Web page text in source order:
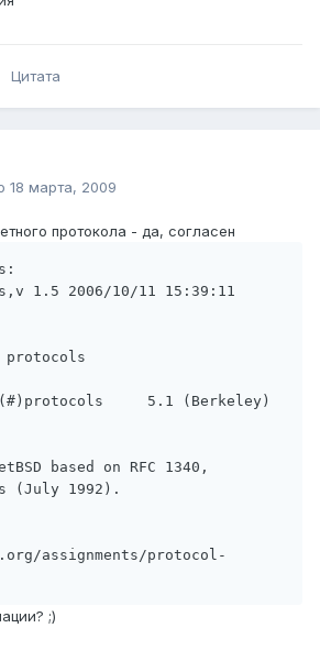
Цитата
18 марта, 2009
протокола - да, согласен
1.5 2006/10/11 15:39:11
5.1 (Berkeley)
based on RFC 1340,
(July 1992).
assignments/protocol-
;)